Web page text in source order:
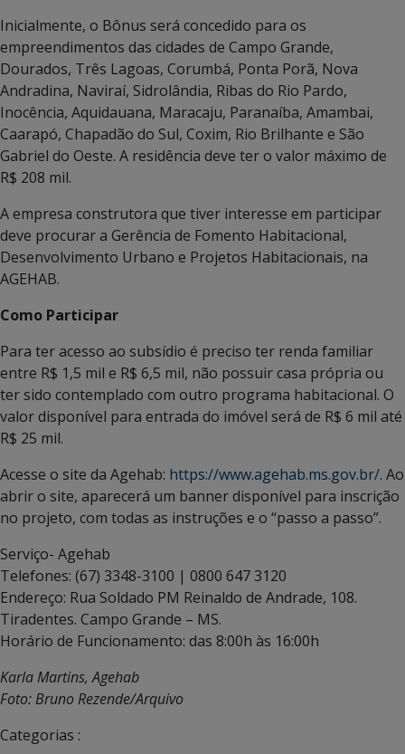
Inicialmente, o Bônus será concedido para os
empreendimentos das cidades de Campo Grande,
Dourados, Três Lagoas, Corumbá, Ponta Porã, Nova
Andradina, Naviraí, Sidrolândia, Ribas do Rio Pardo,
Inocência, Aquidauana, Maracaju, Paranaíba, Amambai,
Caarapó, Chapadão do Sul, Coxim, Rio Brilhante e São
Gabriel do Oeste. A residência deve ter o valor máximo de
R$ 208 mil.
A empresa construtora que tiver interesse em participar
deve procurar a Gerência de Fomento Habitacional,
Desenvolvimento Urbano e Projetos Habitacionais, na
AGEHAB.
Como Participar
Para ter acesso ao subsídio é preciso ter renda familiar
entre R$ 1,5 mil e R$ 6,5 mil, não possuir casa própria ou
ter sido contemplado com outro programa habitacional. O
valor disponível para entrada do imóvel será de R$ 6 mil até
R$ 25 mil.
Acesse o site da Agehab: https://www.agehab.ms.gov.br/. Ao
abrir o site, aparecerá um banner disponível para inscrição
no projeto, com todas as instruções e o “passo a passo”.
Serviço- Agehab
Telefones: (67) 3348-3100 | 0800 647 3120
Endereço: Rua Soldado PM Reinaldo de Andrade, 108.
Tiradentes. Campo Grande – MS.
Horário de Funcionamento: das 8:00h às 16:00h
Karla Martins, Agehab
Foto: Bruno Rezende/Arquivo
Categorias :